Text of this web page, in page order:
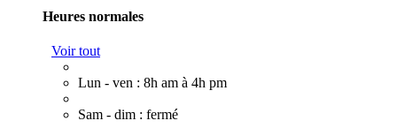
Heures normales
Voir tout
Lun - ven : 8h am à 4h pm
Sam - dim : fermé